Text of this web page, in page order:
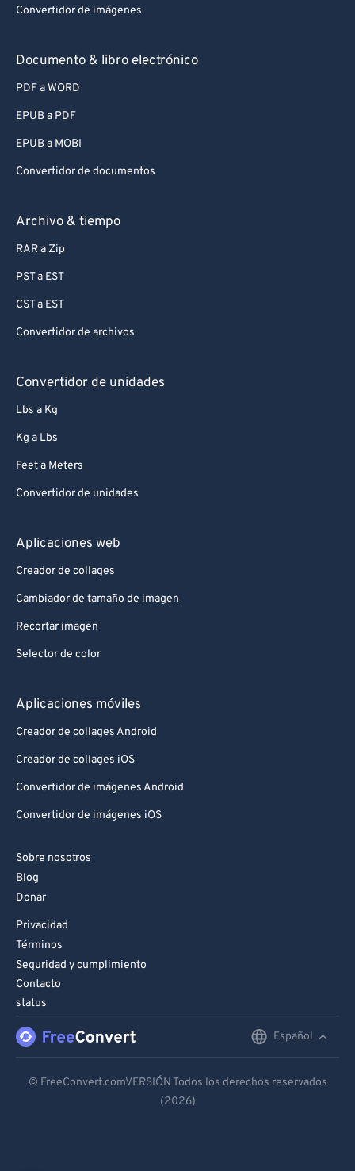
Convertidor de imágenes
Documento & libro electrónico
PDF a WORD
EPUB a PDF
EPUB a MOBI
Convertidor de documentos
Archivo & tiempo
RAR a Zip
PST a EST
CST a EST
Convertidor de archivos
Convertidor de unidades
Lbs a Kg
Kg a Lbs
Feet a Meters
Convertidor de unidades
Aplicaciones web
Creador de collages
Cambiador de tamaño de imagen
Recortar imagen
Selector de color
Aplicaciones móviles
Creador de collages Android
Creador de collages iOS
Convertidor de imágenes Android
Convertidor de imágenes iOS
Sobre nosotros
Blog
Donar
Privacidad
Términos
Seguridad y cumplimiento
Contacto
status
Español
Español
© FreeConvert.comVERSIÓN Todos los derechos reservados
(2026)